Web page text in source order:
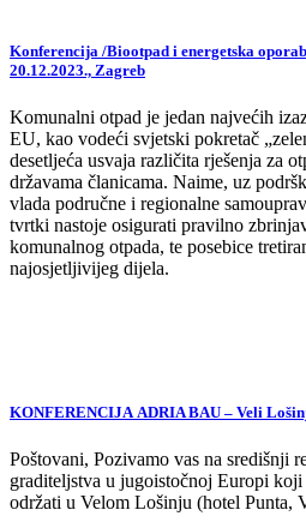
Konferencija /Biootpad i energetska
20.12.2023., Zagreb
Komunalni otpad je jedan najvećih
EU, kao vodeći svjetski pokretač
desetljeća usvaja različita rješenja za
državama članicama. Naime, uz
vlada područne i regionalne
tvrtki nastoje osigurati pravilno
komunalnog otpada, te posebice
najosjetljivijeg dijela.
KONFERENCIJA ADRIA BAU – Veli
Poštovani, Pozivamo vas na središnji
graditeljstva u jugoistočnoj Europi koji
održati u Velom Lošinju (hotel Punta,